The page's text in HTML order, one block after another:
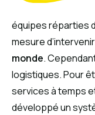
équipes réparties
mesure
monde.
logistiques. Pour
services à temps
développé un